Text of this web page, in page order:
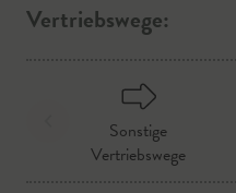
Vertriebswege:
Sonstige
Vertriebswege